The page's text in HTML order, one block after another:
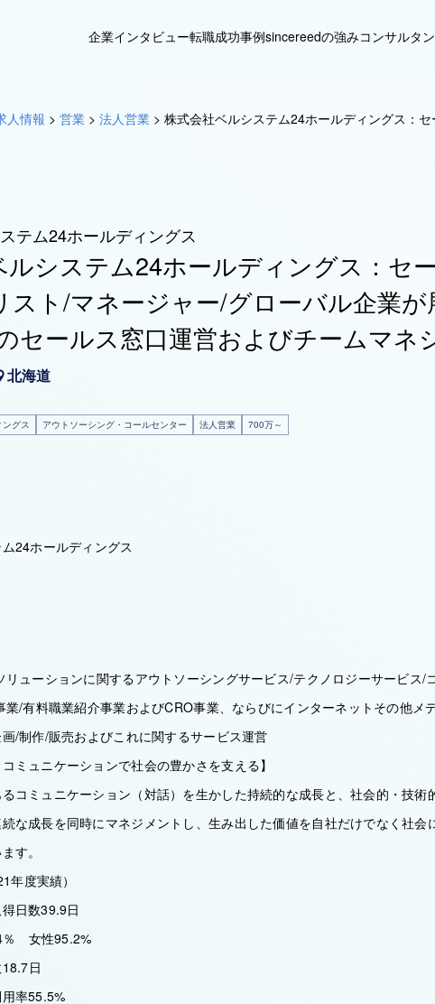
企業インタビュー転職成功事例sincereedの強みコンサルタ
人情報 > 営業 > 法人営業 > 株式会社ベルシステム24ホールディングス：
テム24ホールディングス
ルシステム24ホールディングス：セ
スト/マネージャー/グローバル企業が
セールス窓口運営およびチームマネ
北海道
グス アウトソーシング・コールセンター 法人営業 700万～
24ホールディングス
リューションに関するアウトソーシングサービス/テクノロジーサービス/
業/有料職業紹介事業およびCRO事業、ならびにインターネットその他メ
/制作/販売およびこれに関するサービス運営
ミュニケーションで社会の豊かさを支える】
コミュニケーション（対話）を生かした持続的な成長と、社会的・技術
な成長を同時にマネジメントし、生み出した価値を自社だけでなく社会
す。
年度実績）
日数39.9日
％ 女性95.2%
日
用率55.5%